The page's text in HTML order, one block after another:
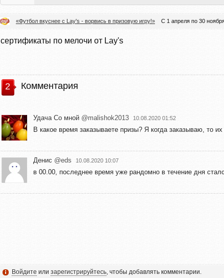
«Футбол вкуснее с Lay's - ворвись в призовую игру!» С 1 апреля по 30
сертификаты по мелочи от Lay's
2 Комментария
Удача Со мной @malishok2013 10.08.2020 01:52
В какое время заказываете призы? Я когда заказываю, то
Денис @eds 10.08.2020 10:07
в 00.00, последнее время уже рандомно в течение дня
Войдите или зарегистрируйтесь, чтобы добавлять комментарии.